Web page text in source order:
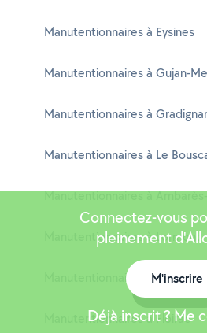
Manutentionnaires à Eysines
Manutentionnaires à Gujan-
Manutentionnaires à
Manutentionnaires à Le
Manutentionnaires à
Manutentionnaires à Lormont
Manutentionnaires à Bruges
Manutentionnaires à Floirac
Connectez-vous
pleinement
M'inscrire
Déjà inscrit ? Me